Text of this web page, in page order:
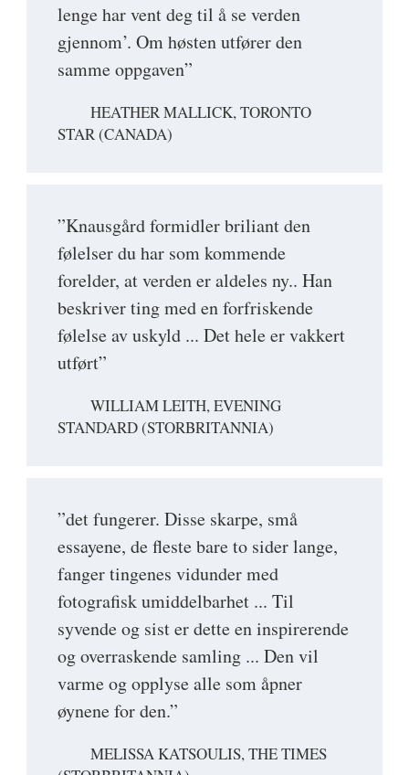
lenge har vent deg til å se verden
gjennom’. Om høsten utfører den
samme oppgaven”
HEATHER MALLICK, TORONTO
STAR (CANADA)
”Knausgård formidler briliant den
følelser du har som kommende
forelder, at verden er aldeles ny.. Han
beskriver ting med en forfriskende
følelse av uskyld ... Det hele er vakkert
utført”
WILLIAM LEITH, EVENING
STANDARD (STORBRITANNIA)
”det fungerer. Disse skarpe, små
essayene, de fleste bare to sider lange,
fanger tingenes vidunder med
fotografisk umiddelbarhet ... Til
syvende og sist er dette en inspirerende
og overraskende samling ... Den vil
varme og opplyse alle som åpner
øynene for den.”
MELISSA KATSOULIS, THE TIMES